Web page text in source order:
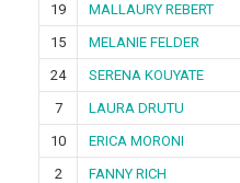
19 MALLAURY REBERT
15
MELANIE FELDER
24
SERENA KOUYATE
7
LAURA DRUTU
10
ERICA MORONI
2
FANNY RICH